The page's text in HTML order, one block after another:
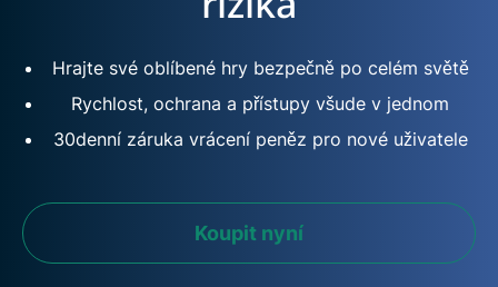
Hrajte své oblíbené hry bezpečně po celém světě
Rychlost, ochrana a přístupy všude v jednom
30denní záruka vrácení peněz pro nové uživatele
Koupit nyní